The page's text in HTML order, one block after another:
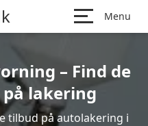
Menu
– Find de
lakering
tilbud på autolakering i